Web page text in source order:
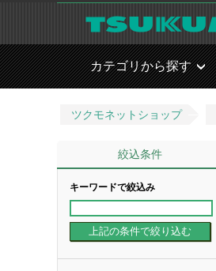
カテゴリから探す
ツクモネットショップ
絞込条件
キーワードで絞込み